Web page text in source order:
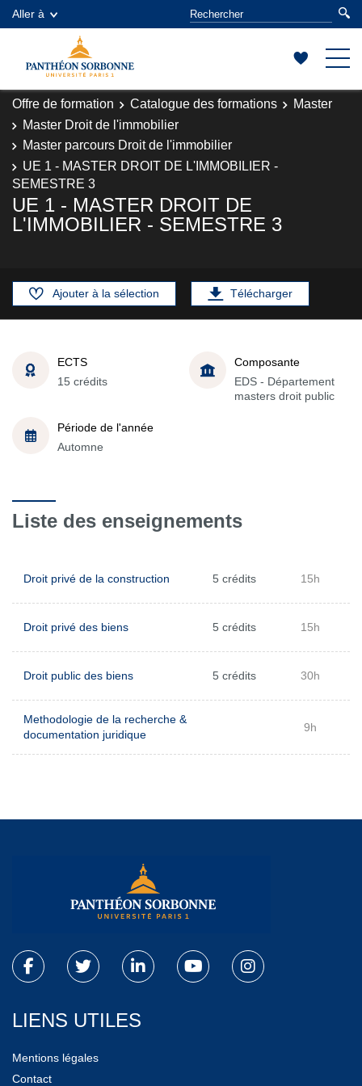
Aller à
Offre de formation Catalogue des formations
Master
Master Droit de l'immobilier
Master parcours Droit de l'immobilier
UE 1 - MASTER DROIT DE L'IMMOBILIER -
SEMESTRE 3
UE 1 - MASTER DROIT DE
L'IMMOBILIER - SEMESTRE 3
Ajouter à la sélection Télécharger
ECTS
15 crédits
Composante
EDS - Département
masters droit public
Période de l'année
Automne
Liste des enseignements
Droit privé de la construction 5 crédits 15h
Droit privé des biens 5 crédits 15h
Droit public des biens 5 crédits 30h
Methodologie de la recherche &
documentation juridique
9h
LIENS UTILES
Mentions légales
Contact